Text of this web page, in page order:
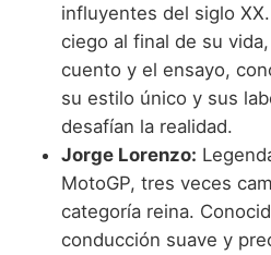
influyentes del siglo
ciego al final de su
cuento y el ensayo,
su estilo único y sus
desafían la realidad.
Jorge Lorenzo:
MotoGP, tres veces
categoría reina.
conducción suave y